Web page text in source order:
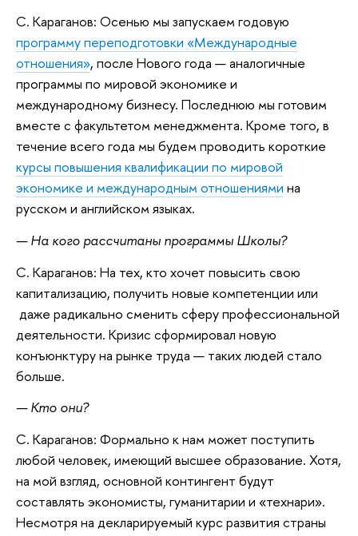
С. Караганов: Осенью мы запускаем годовую
программу переподготовки «Международные
отношения», после Нового года — аналогичные
программы по мировой экономике и
международному бизнесу. Последнюю мы готовим
вместе с факультетом менеджмента. Кроме того, в
течение всего года мы будем проводить короткие
курсы повышения квалификации по мировой
экономике и международным отношениями на
русском и английском языках.
— На кого рассчитаны программы Школы?
С. Караганов: На тех, кто хочет повысить свою
капитализацию, получить новые компетенции или
даже радикально сменить сферу профессиональной
деятельности. Кризис сформировал новую
конъюнктуру на рынке труда — таких людей стало
больше.
— Кто они?
С. Караганов: Формально к нам может поступить
любой человек, имеющий высшее образование. Хотя,
на мой взгляд, основной контингент будут
составлять экономисты, гуманитарии и «технари».
Несмотря на декларируемый курс развития страны